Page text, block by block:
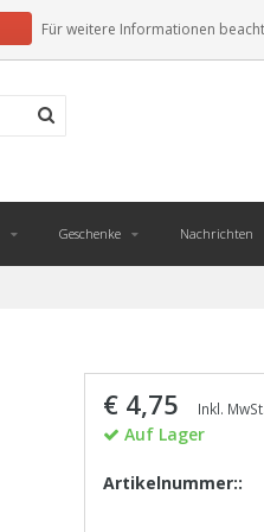
DE
Geschenke Nachrichten
€ 4,75 Inkl. MwSt.
Auf Lager
Artikelnummer::
Für weitere Informationen